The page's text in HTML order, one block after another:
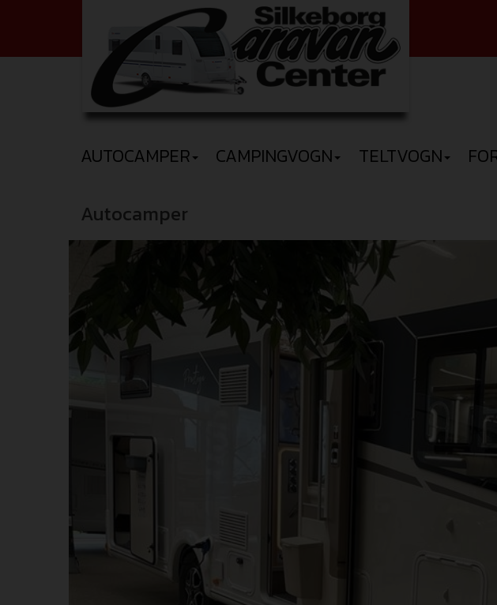
AUTOCAMPER CAMPINGVOGN TELTVOGN
Autocamper